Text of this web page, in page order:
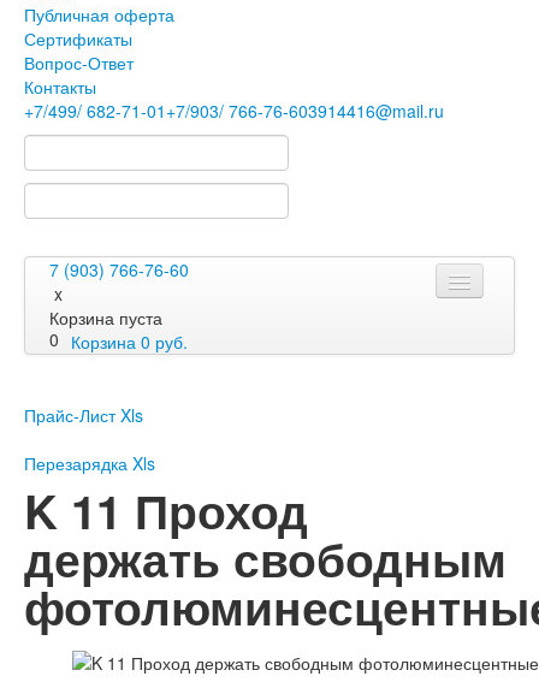
Публичная оферта
Сертификаты
Вопрос-Ответ
Контакты
+7/499/ 682-71-01 +7/903/ 766-76-603914416@mail.ru
7 (903) 766-76-60
x
Корзина пуста
0 Корзина 0 руб.
Перезарядка
Перезарядка ОП
Перезарядка ОВП
Оплата
Прайс-Лист Xls
Перезарядка Xls
K 11 Проход
держать свободным